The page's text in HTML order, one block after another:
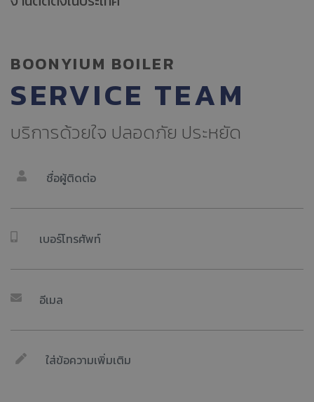
BOONYIUM BOILER
SERVICE TEAM
บริการด้วยใจ ปลอดภัย ประหยัด